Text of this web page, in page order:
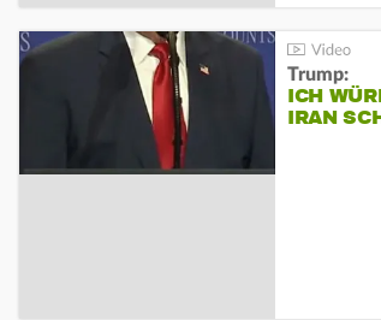
Trump:
ICH
IRAN